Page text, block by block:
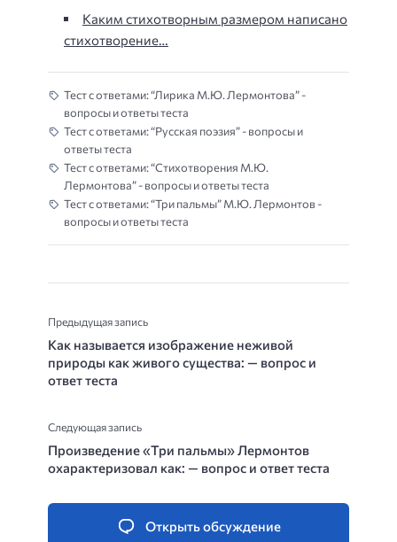
Каким стихотворным размером написано
стихотворение…
Тест с ответами: “Лирика М.Ю. Лермонтова” -
вопросы и ответы теста
Тест с ответами: “Русская поэзия” - вопросы и
ответы теста
Тест с ответами: “Стихотворения М.Ю.
Лермонтова” - вопросы и ответы теста
Тест с ответами: “Три пальмы” М.Ю. Лермонтов -
вопросы и ответы теста
Предыдущая запись
Как называется изображение неживой
природы как живого существа: — вопрос и
ответ теста
Следующая запись
Произведение «Три пальмы» Лермонтов
охарактеризовал как: — вопрос и ответ теста
Открыть обсуждение